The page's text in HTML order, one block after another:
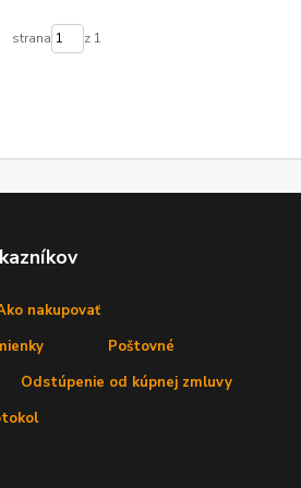
strana z 1
nakupovať
Poštovné
Odstúpenie od kúpnej zmluvy